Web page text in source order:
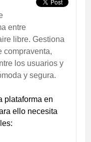
entre
libre. Gestiona
compraventa,
los usuarios y
y segura.
plataforma en
ello necesita